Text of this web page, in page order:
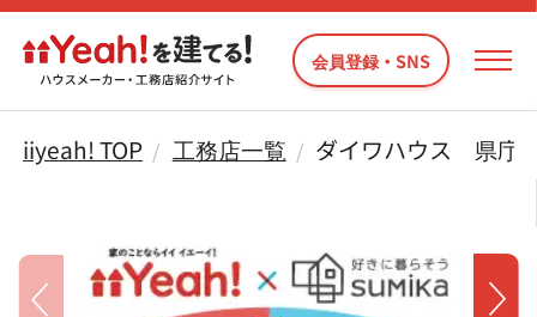
会員登録・SNS
iiyeah! TOP 工務店一覧 ダイワハウス 県庁